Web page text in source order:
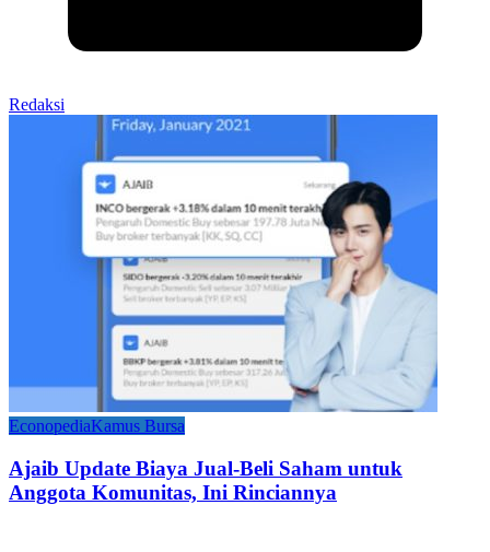
Redaksi
EconopediaKamus Bursa
Ajaib Update Biaya Jual-Beli Saham untuk
Anggota Komunitas, Ini Rinciannya